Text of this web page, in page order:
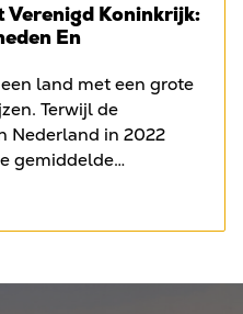
Verenigd Koninkrijk:
En
land met een grote
Terwijl de
Nederland in 2022
gemiddelde